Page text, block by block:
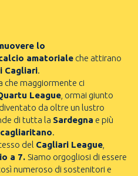
lo
amatorialeche attirano
Cagliari.
che maggiormente ci
League, ormai giunto
da oltre un lustro
di tutta la Sardegna e più
.
del Cagliari League,
a 7. Siamo orgogliosi di essere
numeroso di sostenitori e